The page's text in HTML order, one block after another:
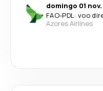
domingo 01 nov.
FAO-PDL· voo
Azores Airlines